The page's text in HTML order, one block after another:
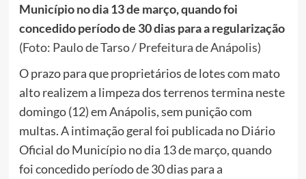
Município no dia 13 de março, quando foi
concedido período de 30 dias para a regularização
(Foto: Paulo de Tarso / Prefeitura de Anápolis)
O prazo para que proprietários de lotes com mato
alto realizem a limpeza dos terrenos termina neste
domingo (12) em Anápolis, sem punição com
multas. A intimação geral foi publicada no Diário
Oficial do Município no dia 13 de março, quando
foi concedido período de 30 dias para a